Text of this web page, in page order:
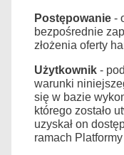
Postępowanie -
bezpośrednie
złożenia oferty
Użytkownik -
warunki
się w bazie
którego zostało
uzyskał on
ramach